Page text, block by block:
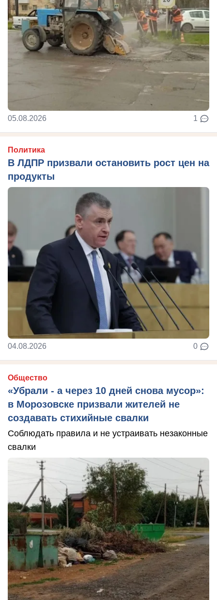
05.08.2026 1
Политика
В ЛДПР призвали остановить рост цен на
продукты
04.08.2026 0
Общество
«Убрали - а через 10 дней снова мусор»:
в Морозовске призвали жителей не
создавать стихийные свалки
Соблюдать правила и не устраивать незаконные
свалки